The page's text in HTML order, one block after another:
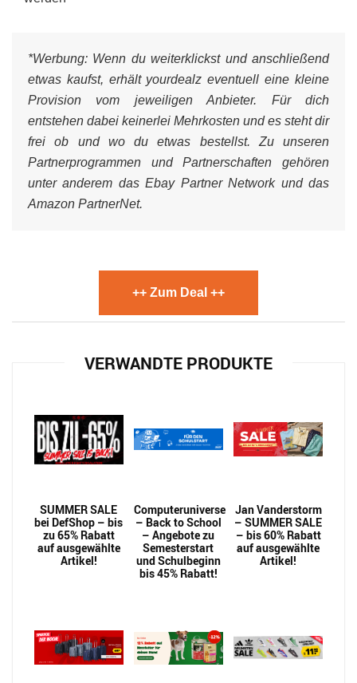
*Werbung: Wenn du weiterklickst und anschließend
etwas kaufst, erhält yourdealz eventuell eine kleine
Provision vom jeweiligen Anbieter. Für dich
entstehen dabei keinerlei Mehrkosten und es steht dir
frei ob und wo du etwas bestellst. Zu unseren
Partnerprogrammen und Partnerschaften gehören
unter anderem das Ebay Partner Network und das
Amazon PartnerNet.
++ Zum Deal ++
VERWANDTE PRODUKTE
SUMMER SALE
bei DefShop – bis
zu 65% Rabatt
auf ausgewählte
Artikel!
Computeruniverse
– Back to School
– Angebote zu
Semesterstart
und Schulbeginn
bis 45% Rabatt!
Jan Vanderstorm
– SUMMER SALE
– bis 60% Rabatt
auf ausgewählte
Artikel!